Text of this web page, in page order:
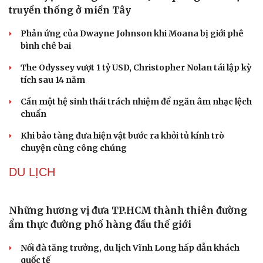
Kho đạn dược và tên lửa chủ lực của Mỹ
Tham vọng robot hóa quân đội, Ukraine đau đầu với
“ma trận” 550 biến thể
Đức tăng tốc chương trình UAV chiến đấu thông qua hợp
tác với Rolls-Royce
Tên lửa đạn đạo Nga khoét sâu lỗ hổng phòng không
Ukraine
Ban hành danh mục trang thiết bị phục vụ ứng phó tình
VĂN HÓA
Phó huyện trưởng của Hàn Quốc quảng bá lễ hội